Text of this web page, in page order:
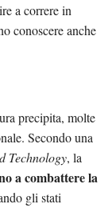
a correre in
conoscere anche
precipita, molte
Secondo una
Technology, la
a combattere la
gli stati